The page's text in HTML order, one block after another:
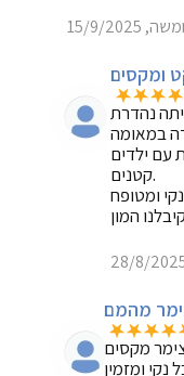
15/9/2025
ומקסים
עם ילדים
קטנים.
המון